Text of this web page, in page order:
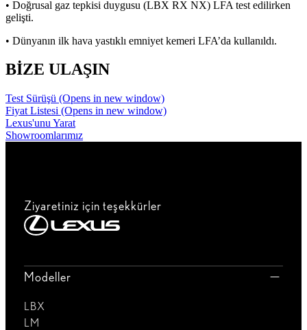
• Doğrusal gaz tepkisi duygusu (LBX RX NX) LFA test edilirken
gelişti.
• Dünyanın ilk hava yastıklı emniyet kemeri LFA’da kullanıldı.
BİZE ULAŞIN
Test Sürüşü (Opens in new window)
Fiyat Listesi (Opens in new window)
Lexus'unu Yarat
Showroomlarımız
Ziyaretiniz için teşekkürler
Modeller
LBX
LM